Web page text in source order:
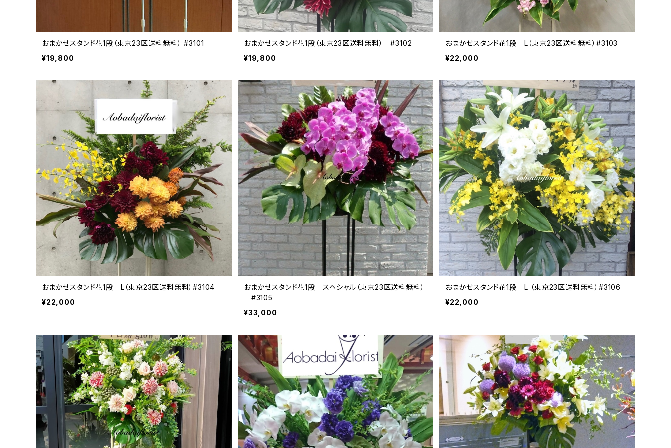
おまかせスタンド花1段（東京23区送料無料） #3101
¥19,800
おまかせスタンド花1段（東京23区送料無料） #3102
¥19,800
おまかせスタンド花1段 L（東京23区送料無料）#3103
¥22,000
おまかせスタンド花1段 L（東京23区送料無料）#3104
¥22,000
おまかせスタンド花1段 スペシャル（東京23区送料無料）
#3105
¥33,000
おまかせスタンド花1段 L （東京23区送料無料）#3106
¥22,000